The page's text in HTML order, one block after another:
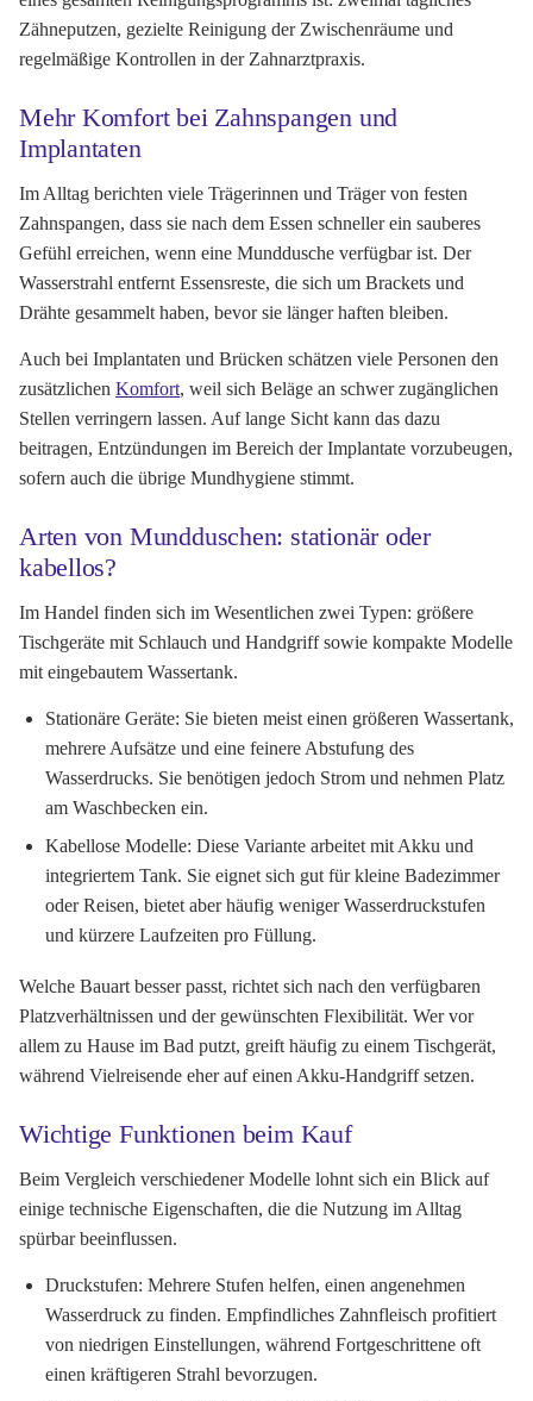
Zähneputzen, gezielte Reinigung der Zwischenräume und
regelmäßige Kontrollen in der Zahnarztpraxis.
Mehr Komfort bei Zahnspangen und
Implantaten
Im Alltag berichten viele Trägerinnen und Träger von festen
Zahnspangen, dass sie nach dem Essen schneller ein sauberes
Gefühl erreichen, wenn eine Munddusche verfügbar ist. Der
Wasserstrahl entfernt Essensreste, die sich um Brackets und
Drähte gesammelt haben, bevor sie länger haften bleiben.
Auch bei Implantaten und Brücken schätzen viele Personen den
zusätzlichen Komfort, weil sich Beläge an schwer zugänglichen
Stellen verringern lassen. Auf lange Sicht kann das dazu
beitragen, Entzündungen im Bereich der Implantate vorzubeugen,
sofern auch die übrige Mundhygiene stimmt.
Arten von Mundduschen: stationär oder
kabellos?
Im Handel finden sich im Wesentlichen zwei Typen: größere
Tischgeräte mit Schlauch und Handgriff sowie kompakte Modelle
mit eingebautem Wassertank.
Stationäre Geräte: Sie bieten meist einen größeren Wassertank,
mehrere Aufsätze und eine feinere Abstufung des
Wasserdrucks. Sie benötigen jedoch Strom und nehmen Platz
am Waschbecken ein.
Kabellose Modelle: Diese Variante arbeitet mit Akku und
integriertem Tank. Sie eignet sich gut für kleine Badezimmer
oder Reisen, bietet aber häufig weniger Wasserdruckstufen
und kürzere Laufzeiten pro Füllung.
Welche Bauart besser passt, richtet sich nach den verfügbaren
Platzverhältnissen und der gewünschten Flexibilität. Wer vor
allem zu Hause im Bad putzt, greift häufig zu einem Tischgerät,
während Vielreisende eher auf einen Akku-Handgriff setzen.
Wichtige Funktionen beim Kauf
Beim Vergleich verschiedener Modelle lohnt sich ein Blick auf
einige technische Eigenschaften, die die Nutzung im Alltag
spürbar beeinflussen.
Druckstufen: Mehrere Stufen helfen, einen angenehmen
Wasserdruck zu finden. Empfindliches Zahnfleisch profitiert
von niedrigen Einstellungen, während Fortgeschrittene oft
einen kräftigeren Strahl bevorzugen.